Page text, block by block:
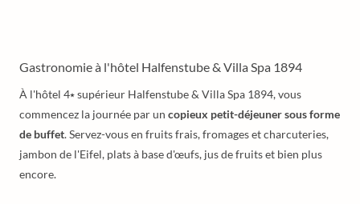
Gastronomie à l'hôtel Halfenstube & Villa Spa 1894
À l'hôtel 4⭑ supérieur Halfenstube & Villa Spa 1894, vous
commencez la journée par un copieux petit-déjeuner sous forme
de buffet. Servez-vous en fruits frais, fromages et charcuteries,
jambon de l'Eifel, plats à base d'œufs, jus de fruits et bien plus
encore.